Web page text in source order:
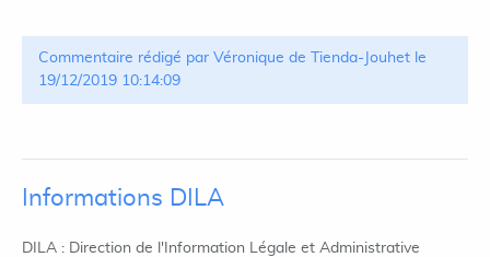
Commentaire rédigé par Véronique de Tienda-Jouhet le
19/12/2019 10:14:09
Informations DILA
DILA : Direction de l'Information Légale et Administrative